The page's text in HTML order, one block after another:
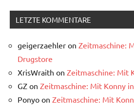
LETZTE KOMMENTARE
geigerzaehler on Zeitmaschine:
Drugstore
XrisWraith on Zeitmaschine: Mit
GZ on Zeitmaschine: Mit Konny
Ponyo on Zeitmaschine: Mit